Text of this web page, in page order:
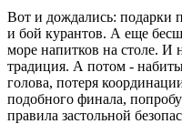
Вот и дождались: подарки
и бой курантов. А еще
море напитков на столе. И
традиция. А потом -
голова, потеря
подобного финала,
правила застольной